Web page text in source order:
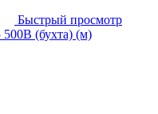
Быстрый просмотр
(бухта) (м)